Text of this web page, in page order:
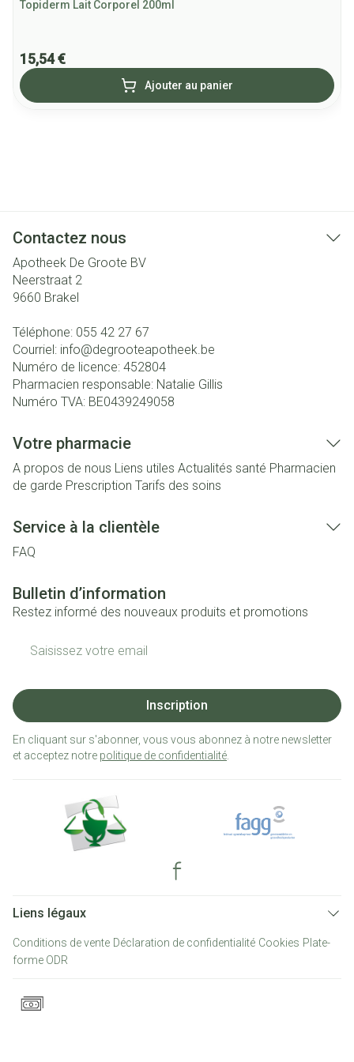
Topiderm Lait Corporel 200ml
15,54 €
Ajouter au panier
Contactez nous
Apotheek De Groote BV
Neerstraat 2
9660 Brakel
Téléphone: 055 42 27 67
Courriel: info@degrooteapotheek.be
Numéro de licence: 452804
Pharmacien responsable: Natalie Gillis
Numéro TVA: BE0439249058
Votre pharmacie
A propos de nous Liens utiles Actualités santé Pharmacien
de garde Prescription Tarifs des soins
Service à la clientèle
FAQ
Bulletin d’information
Restez informé des nouveaux produits et promotions
Inscription
En cliquant sur s'abonner, vous vous abonnez à notre newsletter
et acceptez notre politique de confidentialité
Liens légaux
Conditions de vente Déclaration de confidentialité Cookies Plate-
forme ODR